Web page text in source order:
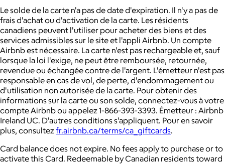
Le solde de la carte n'a pas de date d'expiration. Il n'y a pas de
frais d'achat ou d'activation de la carte. Les résidents
canadiens peuvent l'utiliser pour acheter des biens et des
services admissibles sur le site et l'appli Airbnb. Un compte
Airbnb est nécessaire. La carte n'est pas rechargeable et, sauf
lorsque la loi l'exige, ne peut être remboursée, retournée,
revendue ou échangée contre de l'argent. L'émetteur n'est pas
responsable en cas de vol, de perte, d'endommagement ou
d'utilisation non autorisée de la carte. Pour obtenir des
informations sur la carte ou son solde, connectez-vous à votre
compte Airbnb ou appelez 1-866-393-3393. Émetteur : Airbnb
Ireland UC. D'autres conditions s'appliquent. Pour en savoir
plus, consultezfr.airbnb.ca/terms/ca_giftcards.
Card balance does not expire. No fees apply to purchase or to
activate this Card. Redeemable by Canadian residents toward